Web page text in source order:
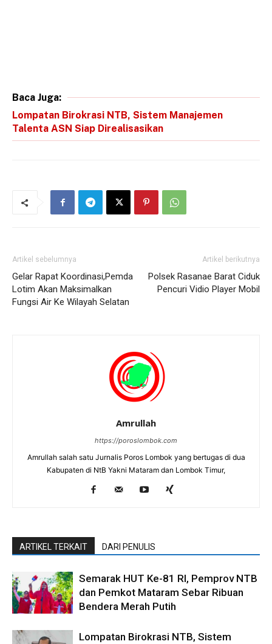
Baca Juga:
Lompatan Birokrasi NTB, Sistem Manajemen
Talenta ASN Siap Direalisasikan
Artikel sebelumnya
Gelar Rapat Koordinasi,Pemda
Lotim Akan Maksimalkan
Fungsi Air Ke Wilayah Selatan
Artikel berikutnya
Polsek Rasanae Barat Ciduk
Pencuri Vidio Player Mobil
Amrullah
https://poroslombok.com
Amrullah salah satu Jurnalis Poros Lombok yang bertugas di dua
Kabupaten di NtB Yakni Mataram dan Lombok Timur,
ARTIKEL TERKAIT DARI PENULIS
Semarak HUT Ke-81 RI, Pemprov NTB
dan Pemkot Mataram Sebar Ribuan
Bendera Merah Putih
Lompatan Birokrasi NTB, Sistem